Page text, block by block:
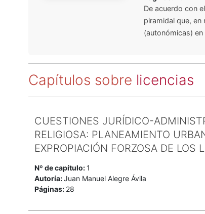
De acuerdo con
piramidal que, en
(autonómicas)
Capítulos sobre licencias
CUESTIONES JURÍDICO-
RELIGIOSA: PLANEAMIENTO
EXPROPIACIÓN FORZOSA DE LOS
Nº de capítulo:1
Autoría:Juan Manuel Alegre Ávila
Páginas: 28